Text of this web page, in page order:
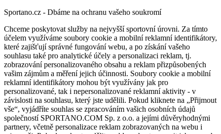
Sportano.cz - Dbáme na ochranu vašeho soukromí
Chceme poskytovat služby na nejvyšší sportovní úrovni. Za tímto
účelem využíváme soubory cookie a mobilní reklamní identifikátory,
které zajišťují správné fungování webu, a po získání vašeho
souhlasu také pro analytické účely a personalizaci reklam, tj.
zobrazování personalizovaného obsahu a reklam přizpůsobených
vašim zájmům a měření jejich účinnosti. Soubory cookie a mobilní
reklamní identifikátory mohou být využívány jak pro
personalizované, tak i nepersonalizované reklamní aktivity - v
závislosti na souhlasu, který jste udělili. Pokud kliknete na „Přijmout
vše“, vyjádříte souhlas se zpracováním vašich osobních údajů
společností SPORTANO.COM Sp. z o.o. a jejími důvěryhodnými
partnery, včetně personalizace reklam zobrazovaných na webu i